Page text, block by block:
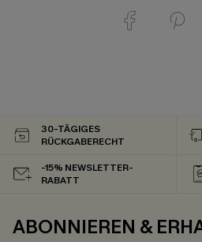
30-TÄGIGES
RÜCKGABERECHT
-15% NEWSLETTER-
RABATT
ABONNIEREN &